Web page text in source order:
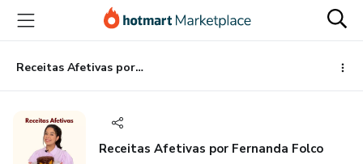
para
conteúdo
principal
para
pagamento
para
rodapé
Receitas Afetivas por Fernanda Folco
Receitas Afetivas por Fernanda Folco